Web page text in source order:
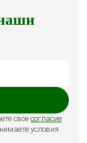
свое согласие
условия